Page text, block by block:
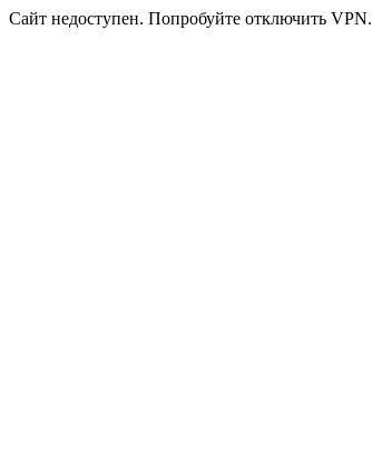
Сайт недоступен. Попробуйте отключить VPN.